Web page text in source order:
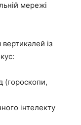
мережі
із
(гороскопи,
інтелекту